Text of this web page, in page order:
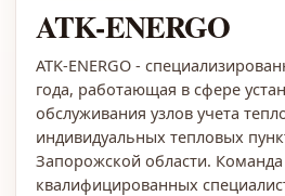
ATK-ENERGO
ATK-ENERGO -
года, работающая в сфере
обслуживания узлов учета
индивидуальных тепловых
Запорожской области. Команда
квалифицированных